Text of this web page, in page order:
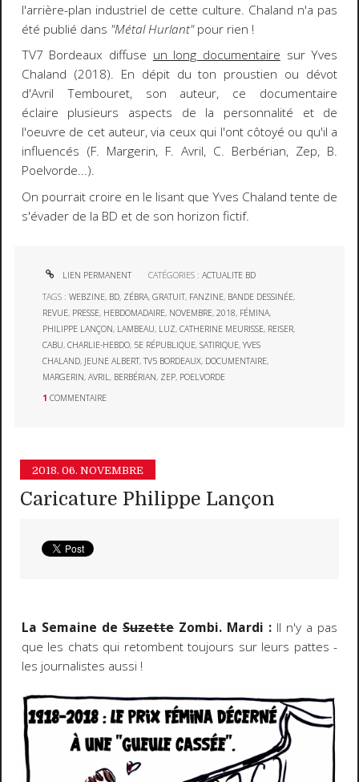
l'arrière-plan industriel de cette culture. Chaland n'a pas
été publié dans "Métal Hurlant"pour rien !
TV7 Bordeaux diffuse un long documentaire sur Yves
Chaland (2018). En dépit du ton proustien ou dévot
d'Avril Tembouret, son auteur, ce documentaire
éclaire plusieurs aspects de la personnalité et de
l'oeuvre de cet auteur, via ceux qui l'ont côtoyé ou qu'il a
influencés (F. Margerin, F. Avril, C. Berbérian, Zep, B.
Poelvorde...).
On pourrait croire en le lisant que Yves Chaland tente de
s'évader de la BD et de son horizon fictif.
LIEN PERMANENT CATÉGORIES :ACTUALITE BD
TAGS :WEBZINE, BD, ZÉBRA,GRATUIT, FANZINE, BANDE DESSINÉE,
REVUE, PRESSE, HEBDOMADAIRE, NOVEMBRE,2018, FÉMINA,
PHILIPPE LANÇON, LAMBEAU, LUZ,CATHERINE MEURISSE, REISER,
CABU,CHARLIE-HEBDO, 5E RÉPUBLIQUE,SATIRIQUE,YVES
CHALAND, JEUNE ALBERT,TV5 BORDEAUX, DOCUMENTAIRE,
MARGERIN,AVRIL , BERBÉRIAN, ZEP, POELVORDE
1 COMMENTAIRE
2018. 06. NOVEMBRE
Caricature Philippe Lançon
La Semaine de SuzetteZombi. Mardi : Il n'y a pas
que les chats qui retombent toujours sur leurs pattes -
les journalistes aussi !